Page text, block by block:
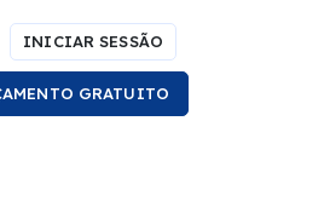
INICIAR SESSÃO
GRATUITO